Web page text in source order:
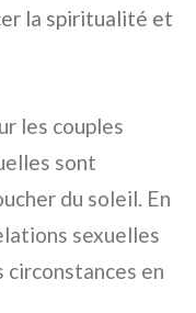
la spiritualité et
les couples
sont
du soleil. En
sexuelles
en